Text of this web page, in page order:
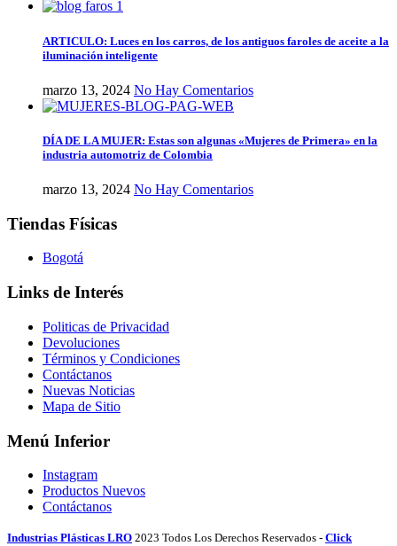
ARTICULO: Luces en los carros, de los antiguos faroles de aceite a la
iluminación inteligente
marzo 13, 2024 No Hay Comentarios
DÍA DE LA MUJER: Estas son algunas «Mujeres de Primera» en la
industria automotriz de Colombia
marzo 13, 2024 No Hay Comentarios
Tiendas Físicas
Bogotá
Links de Interés
Politicas de Privacidad
Devoluciones
Términos y Condiciones
Contáctanos
Nuevas Noticias
Mapa de Sitio
Menú Inferior
Instagram
Productos Nuevos
Contáctanos
Industrias Plásticas LRO 2023 Todos Los Derechos Reservados - Click